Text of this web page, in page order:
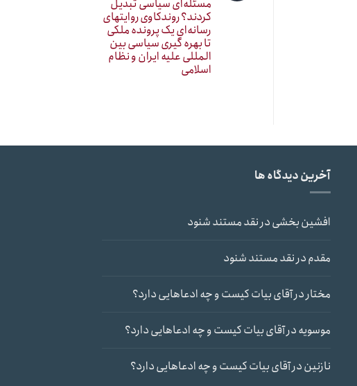
مسئله‌ای سیاسی تبدیل
کردند؟ روندکاوی روایتهای
رسانه‌ایِ یک پرونده ملکی
تا بهره گیری سیاسی بین
المللی علیه ایران و نظام
اسلامی
آخرین دیدگاه ها
افشین بخشیدرنقد مستند شنود
مقدمدرنقد مستند شنود
مختاردرآقای بیات کیست و چه ادعاهایی دارد؟
موسویهدرآقای بیات کیست و چه ادعاهایی دارد؟
نازنیندرآقای بیات کیست و چه ادعاهایی دارد؟